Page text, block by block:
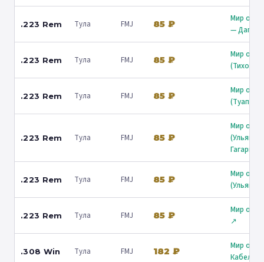
.223 Rem Тула FMJ 85 ₽
Мир
—
.223 Rem Тула FMJ 85 ₽
Мир
.223 Rem Тула FMJ 85 ₽
Мир
(Туапсе)
.223 Rem Тула FMJ 85 ₽
Мир
.223 Rem Тула FMJ 85 ₽
Мир
.223 Rem Тула FMJ 85 ₽
Мир
↗
.308 Win Тула FMJ 182 ₽
Мир